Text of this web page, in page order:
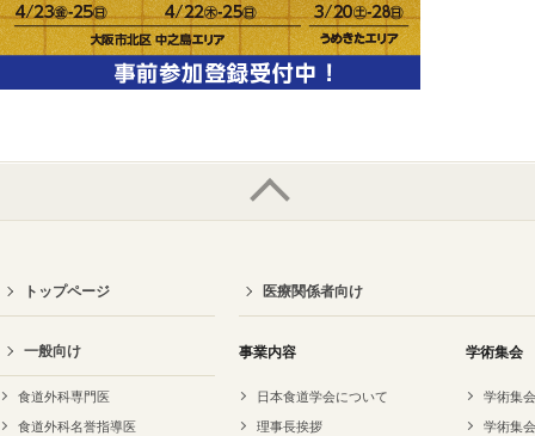
トップページ
一般向け
食道外科専門医
食道外科名誉指導医
医療関係者向け
事業内容
日本食道学会について
理事長挨拶
学術集会
学術集
学術集